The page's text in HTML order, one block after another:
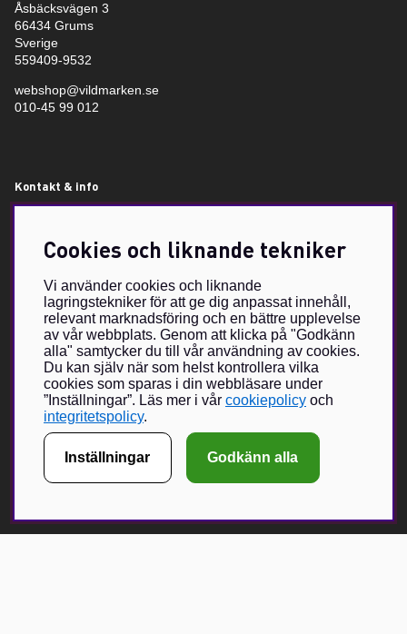
Åsbäcksvägen 3
66434 Grums
Sverige
559409-9532
webshop@vildmarken.se
010-45 99 012
Kontakt & info
Produktrecensioner
Vildmarken – Jakt- och fiskebutik i Värmland
Support
Om oss
Villkor & info
Om Vildmarken Brand Store
Vildmarkens egenutvecklade sortiment har växt under de senaste
åren och nu förverkligas visionen om Vildmarken Brand Store –
en unikt utformad butik, med unika produkter i fokus. Vildmarken
har ända sedan 2015 erbjudit våra läsare och följare att beställa
klädesplagg, kepsar och andra accessoarer.
Nätbutiken har vuxit sig mycket populär och med en fysisk butik
hoppas vi kunna bjuda på en ännu större upplevelse tillsammans
Cookies och liknande tekniker
Vi använder cookies och liknande
lagringstekniker för att ge dig anpassat innehåll,
relevant marknadsföring och en bättre upplevelse
av vår webbplats. Genom att klicka på "Godkänn
alla" samtycker du till vår användning av cookies.
Du kan själv när som helst kontrollera vilka
cookies som sparas i din webbläsare under
”Inställningar”. Läs mer i vår cookiepolicy och
integritetspolicy.
Inställningar Godkänn alla